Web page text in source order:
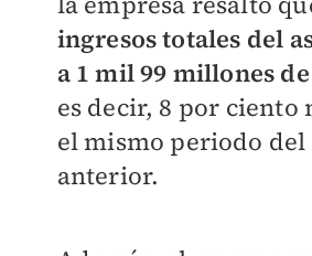
ingresos totales del
a 1 mil 99 millones
es decir, 8 por ciento
el mismo periodo del
anterior.